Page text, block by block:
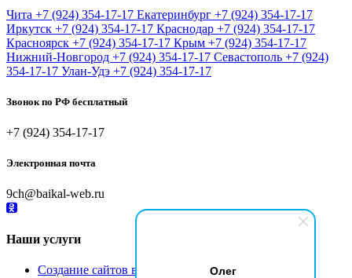
Олег
Чита +7 (924) 354-17-17 Екатеринбург +7 (924) 354-17-17
Иркутск +7 (924) 354-17-17 Краснодар +7 (924) 354-17-17
Красноярск +7 (924) 354-17-17 Крым +7 (924) 354-17-17
Нижний-Новгород +7 (924) 354-17-17 Севастополь +7 (924)
354-17-17 Улан-Удэ +7 (924) 354-17-17
Звонок по РФ бесплатный
+7 (924) 354-17-17
Электронная почта
9ch@baikal-web.ru
Наши услуги
Создание сайтов в Черкесске